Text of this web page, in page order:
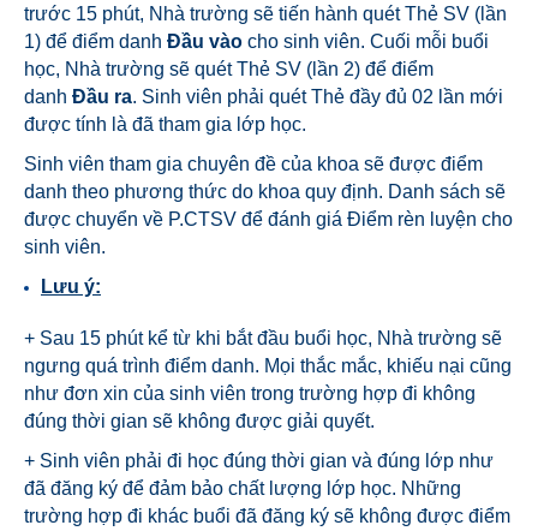
trước 15 phút, Nhà trường sẽ tiến hành quét Thẻ SV (lần
1) để điểm danh Đầu vào cho sinh viên. Cuối mỗi buổi
học, Nhà trường sẽ quét Thẻ SV (lần 2) để điểm
danh Đầu ra. Sinh viên phải quét Thẻ đầy đủ 02 lần mới
được tính là đã tham gia lớp học.
Sinh viên tham gia chuyên đề của khoa sẽ được điểm
danh theo phương thức do khoa quy định. Danh sách sẽ
được chuyển về P.CTSV để đánh giá Điểm rèn luyện cho
sinh viên.
Lưu ý:
+ Sau 15 phút kể từ khi bắt đầu buổi học, Nhà trường sẽ
ngưng quá trình điểm danh. Mọi thắc mắc, khiếu nại cũng
như đơn xin của sinh viên trong trường hợp đi không
đúng thời gian sẽ không được giải quyết.
+ Sinh viên phải đi học đúng thời gian và đúng lớp như
đã đăng ký để đảm bảo chất lượng lớp học. Những
trường hợp đi khác buổi đã đăng ký sẽ không được điểm